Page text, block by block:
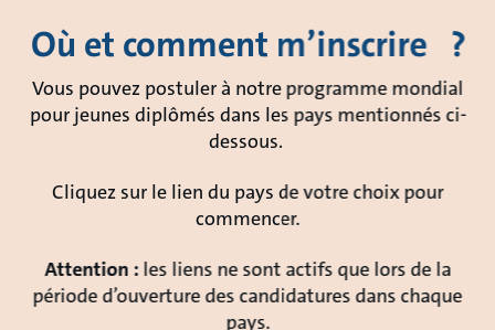
Où et comment m’inscrire ?
Vous pouvez postuler à notre programme mondial
pour jeunes diplômés dans les pays mentionnés ci-
dessous.
Cliquez sur le lien du pays de votre choix pour
commencer.
Attention :les liens ne sont actifs que lors de la
période d’ouverture des candidatures dans chaque
pays.